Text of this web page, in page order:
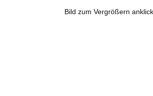
Bild zum Vergrößern